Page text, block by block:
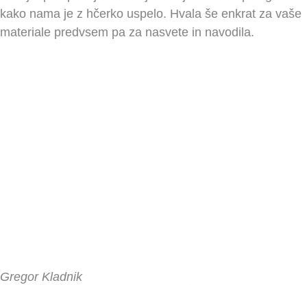
kako nama je z hčerko uspelo. Hvala še enkrat za vaše
materiale predvsem pa za nasvete in navodila.
Gregor Kladnik